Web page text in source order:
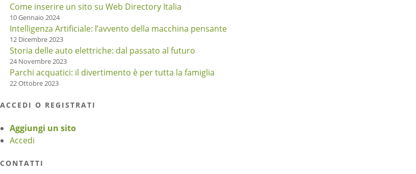
Come inserire un sito su Web Directory Italia
10 Gennaio 2024
Intelligenza Artificiale: l’avvento della macchina pensante
12 Dicembre 2023
Storia delle auto elettriche: dal passato al futuro
24 Novembre 2023
Parchi acquatici: il divertimento è per tutta la famiglia
22 Ottobre 2023
ACCEDI O REGISTRATI
Aggiungi un sito
Accedi
CONTATTI